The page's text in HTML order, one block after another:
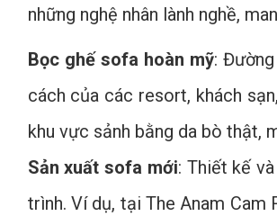
những nghệ nhân lành nghề,
Bọc ghế sofa hoàn mỹ:
cách của các resort, khách
khu vực sảnh bằng da bò thật,
Sản xuất sofa mới: Thiết kế
trình. Ví dụ, tại The Anam